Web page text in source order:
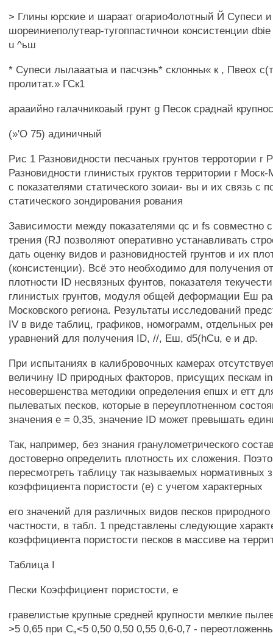
> Глины юрские и шараат огарио4олотный Й Супеси и
шореиниеполутеар-тугоппастичнои консистенции
u ^ьш
* Супеси лылааатыа и пасчэнь* склонны« к , Пвеох
пролитат.» ГСк1
арааийно галачникоаый грунт g Песок сраднай
(»'О 75) адиничный
Рис 1 Разновидности песчаных грунтов терротории г
Разновидности глинистых груктов территории г
с показателями статического зоиаи- вы и их связь с
статического зондирования рования
Зависимости между показателями qc и fs совместно
трения (RJ позволяют оперативно устанавливать
дать оценку видов и разновидностей грунтов и их
(консистенции). Всё это необходимо для получения
плотности ID несвязных фунтов, показателя
глинистых грунтов, модуля общей деформации Еш
Московского региона. Результаты исследований
IV в виде таблиц, графиков, номограмм, отдельных
уравнений для получения ID, //, Еш, d5(hCu, е и др.
При испытаниях в калибровочных камерах
величину ID природных факторов, присущих пескам
несовершенства методики определения епшх и етт
пылеватых песков, которые в переуплотненном
значения е = 0,35, значение ID может превышать
Так, например, без знания гранулометрического
достоверно определить плотность их сложения.
пересмотреть таблицу так называемых нормативных
коэффициента пористости (е) с учетом характерных
его значений для различных видов песков
частности, в табл. 1 представлены следующие
коэффициента пористости песков в массиве на
Таблица I
Пески Коэффициент пористости, е
гравелистые крупные средней крупности мелкие
>5 0,65 при С„<5 0,50 0,50 0,55 0,6-0,7 -